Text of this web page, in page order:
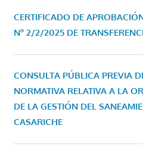
CERTIFICADO DE
Nº 2/2/2025 DE
CONSULTA PÚBLICA PREVIA
NORMATIVA RELATIVA A LA
DE LA GESTIÓN DEL
CASARICHE